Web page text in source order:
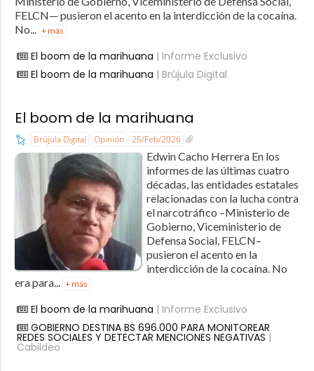
FELCN— pusieron el acento en la interdicción de la cocaína.
No... + más
El boom de la marihuana | Informe Exclusivo
El boom de la marihuana | Brújula Digital
El boom de la marihuana
Brújula Digital Opinión 25/Feb/2026
Edwin Cacho Herrera En los
informes de las últimas cuatro
décadas, las entidades estatales
relacionadas con la lucha contra
el narcotráfico –Ministerio de
Gobierno, Viceministerio de
Defensa Social, FELCN–
pusieron el acento en la
interdicción de la cocaína. No
era para... + más
El boom de la marihuana | Informe Exclusivo
GOBIERNO DESTINA BS 696.000 PARA MONITOREAR
REDES SOCIALES Y DETECTAR MENCIONES NEGATIVAS |
Cabildeo